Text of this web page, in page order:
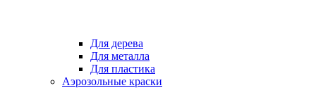
Для дерева
Для металла
Для пластика
Аэрозольные краски